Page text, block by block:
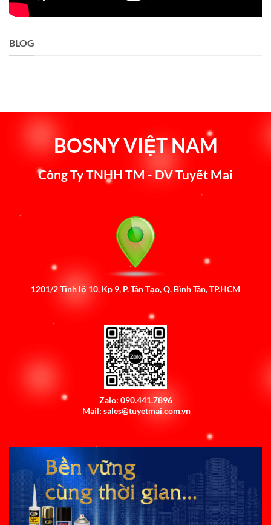
BLOG
BOSNY VIỆT NAM
Công Ty TNHH TM - DV Tuyết Mai
1201/2 Tỉnh lộ 10, Kp 9, P. Tân Tạo, Q. Bình Tân, TP.HCM
Zalo: 090.441.7896
Mail: sales@tuyetmai.com.vn